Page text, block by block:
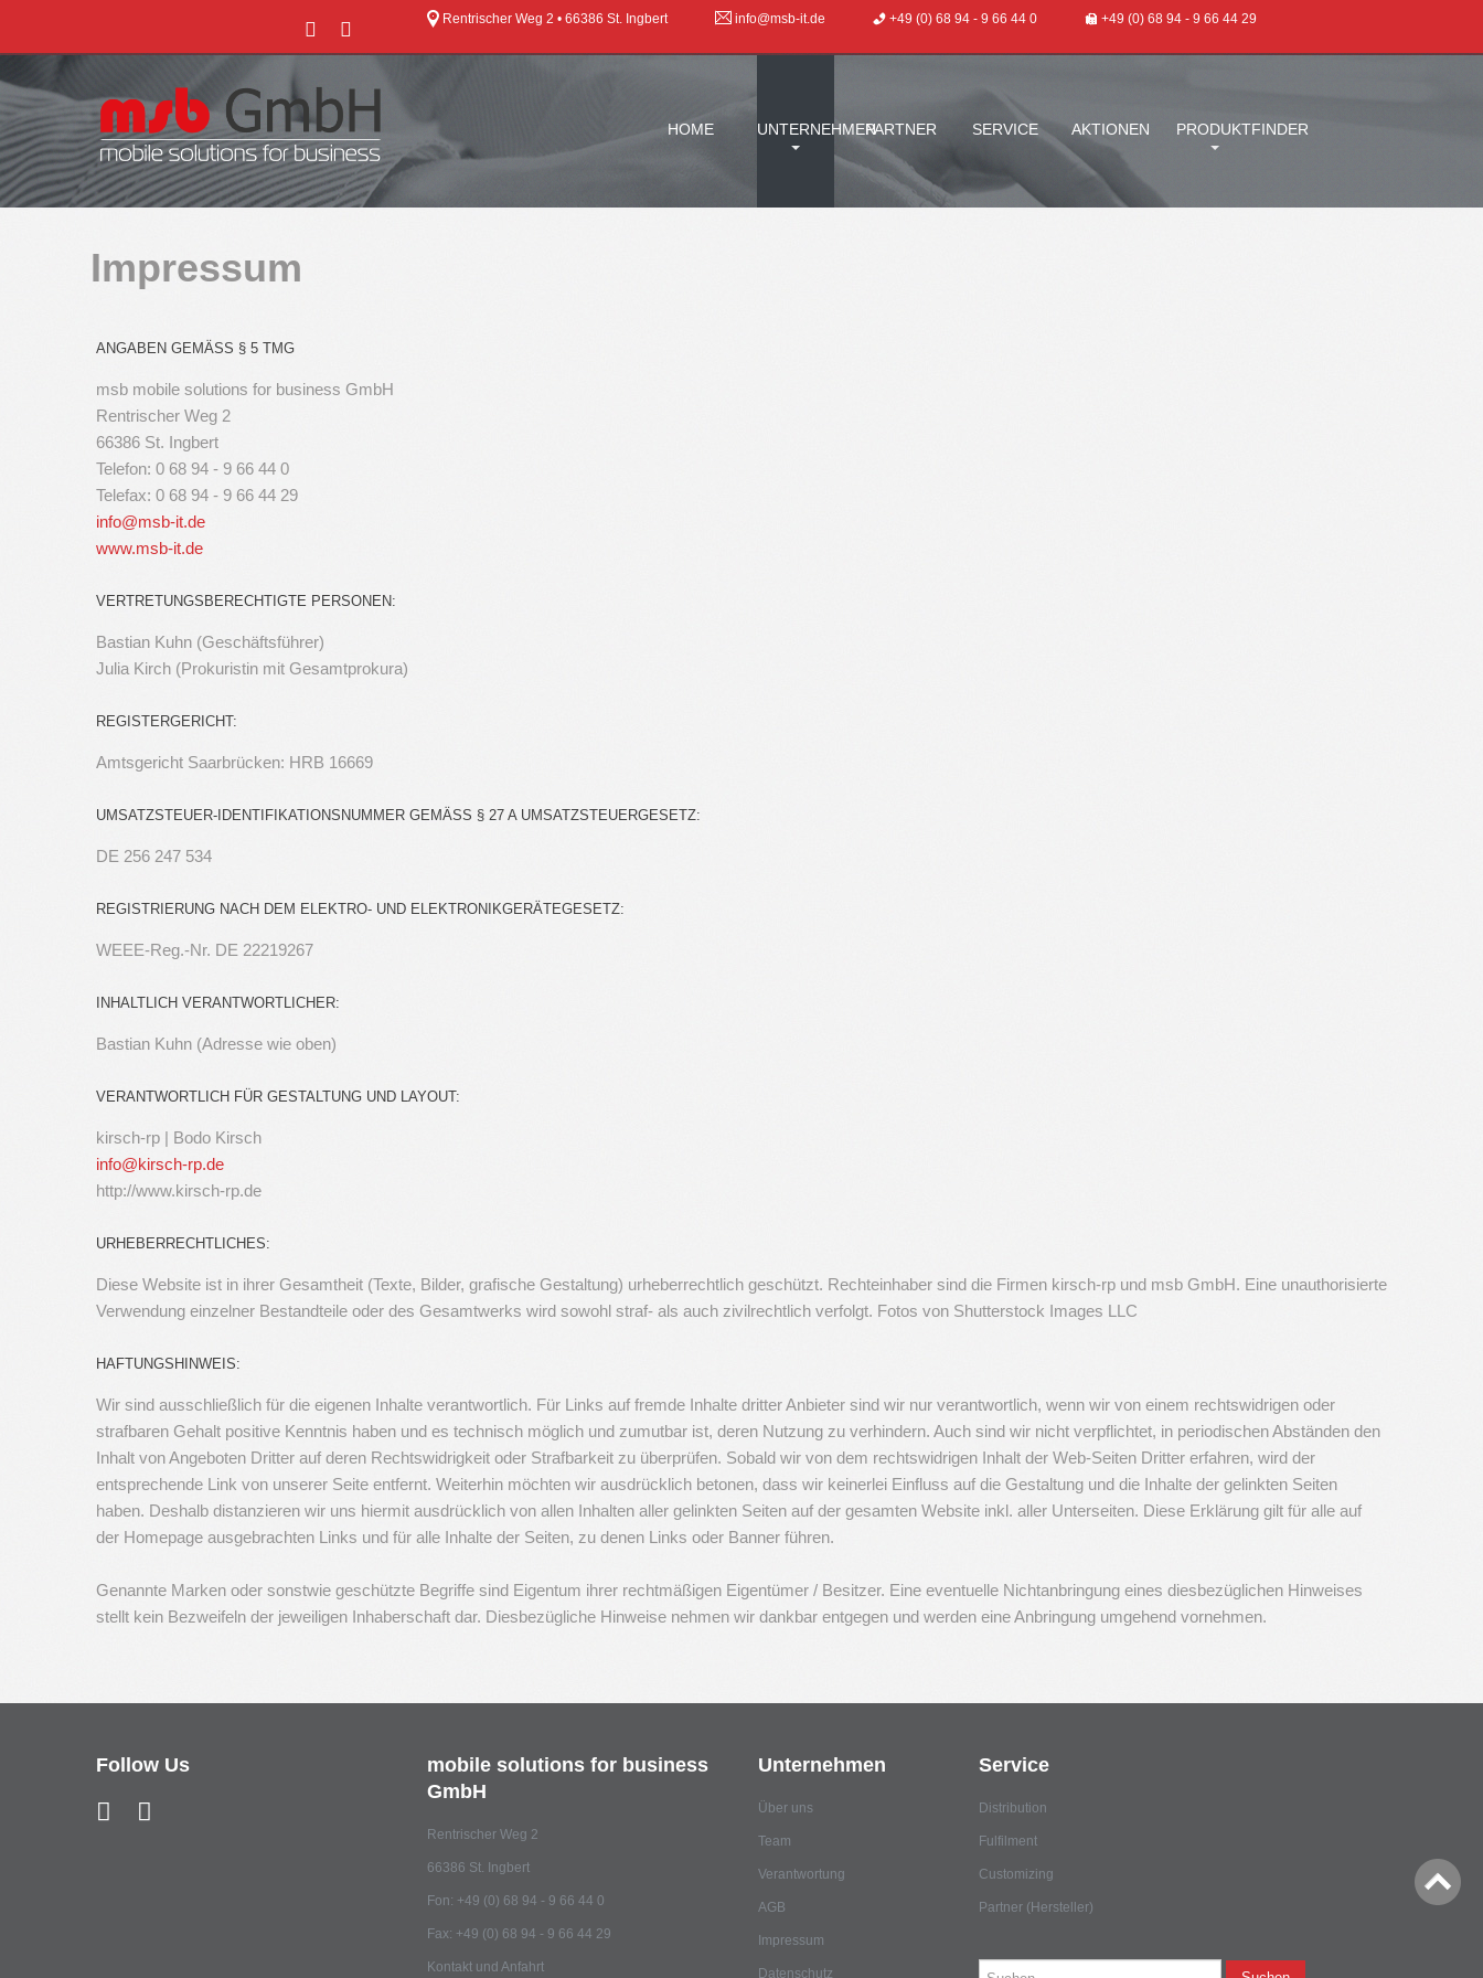
Rentrischer Weg 2 • 66386 St. Ingbert info@msb-it.de +49 (0) 68 94 - 9 66 44 0 +49 (0) 68 94 - 9 66 44 29
HOME UNTERNEHMENPARTNER SERVICE AKTIONEN PRODUKTFINDER
Impressum
ANGABEN GEMÄSS § 5 TMG
msb mobile solutions for business GmbH
Rentrischer Weg 2
66386 St. Ingbert
Telefon: 0 68 94 - 9 66 44 0
Telefax: 0 68 94 - 9 66 44 29
info@msb-it.de
www.msb-it.de
VERTRETUNGSBERECHTIGTE PERSONEN:
Bastian Kuhn (Geschäftsführer)
Julia Kirch (Prokuristin mit Gesamtprokura)
REGISTERGERICHT:
Amtsgericht Saarbrücken: HRB 16669
UMSATZSTEUER-IDENTIFIKATIONSNUMMER GEMÄSS § 27 A UMSATZSTEUERGESETZ:
DE 256 247 534
REGISTRIERUNG NACH DEM ELEKTRO- UND ELEKTRONIKGERÄTEGESETZ:
WEEE-Reg.-Nr. DE 22219267
INHALTLICH VERANTWORTLICHER:
Bastian Kuhn (Adresse wie oben)
VERANTWORTLICH FÜR GESTALTUNG UND LAYOUT:
kirsch-rp | Bodo Kirsch
info@kirsch-rp.de
http://www.kirsch-rp.de
URHEBERRECHTLICHES:
Diese Website ist in ihrer Gesamtheit (Texte, Bilder, grafische Gestaltung) urheberrechtlich geschützt. Rechteinhaber sind die Firmen kirsch-rp und msb GmbH. Eine unauthorisierte
Verwendung einzelner Bestandteile oder des Gesamtwerks wird sowohl straf- als auch zivilrechtlich verfolgt. Fotos von Shutterstock Images LLC
HAFTUNGSHINWEIS:
Wir sind ausschließlich für die eigenen Inhalte verantwortlich. Für Links auf fremde Inhalte dritter Anbieter sind wir nur verantwortlich, wenn wir von einem rechtswidrigen oder
strafbaren Gehalt positive Kenntnis haben und es technisch möglich und zumutbar ist, deren Nutzung zu verhindern. Auch sind wir nicht verpflichtet, in periodischen Abständen den
Inhalt von Angeboten Dritter auf deren Rechtswidrigkeit oder Strafbarkeit zu überprüfen. Sobald wir von dem rechtswidrigen Inhalt der Web-Seiten Dritter erfahren, wird der
entsprechende Link von unserer Seite entfernt. Weiterhin möchten wir ausdrücklich betonen, dass wir keinerlei Einfluss auf die Gestaltung und die Inhalte der gelinkten Seiten
haben. Deshalb distanzieren wir uns hiermit ausdrücklich von allen Inhalten aller gelinkten Seiten auf der gesamten Website inkl. aller Unterseiten. Diese Erklärung gilt für alle auf
der Homepage ausgebrachten Links und für alle Inhalte der Seiten, zu denen Links oder Banner führen.
Genannte Marken oder sonstwie geschützte Begriffe sind Eigentum ihrer rechtmäßigen Eigentümer / Besitzer. Eine eventuelle Nichtanbringung eines diesbezüglichen Hinweises
stellt kein Bezweifeln der jeweiligen Inhaberschaft dar. Diesbezügliche Hinweise nehmen wir dankbar entgegen und werden eine Anbringung umgehend vornehmen.
Follow Us mobile solutions for business
GmbH
Rentrischer Weg 2
66386 St. Ingbert
Fon: +49 (0) 68 94 - 9 66 44 0
Fax: +49 (0) 68 94 - 9 66 44 29
Kontakt und Anfahrt
Unternehmen
Über uns
Team
Verantwortung
AGB
Impressum
Datenschutz
Service
Distribution
Fulfilment
Customizing
Partner (Hersteller)